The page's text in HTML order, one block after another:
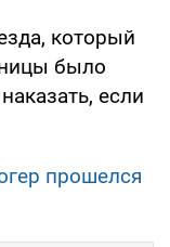
который
было
если
прошелся